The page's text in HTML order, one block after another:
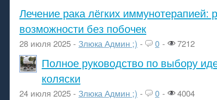
Лечение рака лёгких иммунотерапией:
возможности без побочек
28 июля 2025 - Злюка Админ ;) - 0 - 7212
Полное руководство по выбору
коляски
24 июля 2025 - Злюка Админ ;) - 0 - 4004